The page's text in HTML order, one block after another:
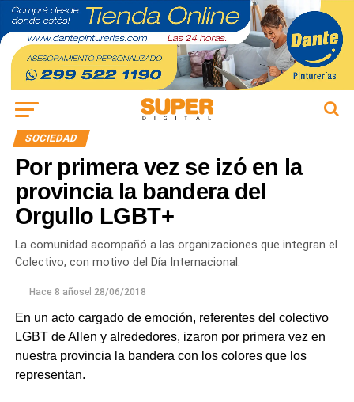
SOCIEDAD
Por primera vez se izó en la
provincia la bandera del
Orgullo LGBT+
La comunidad acompañó a las organizaciones que integran el
Colectivo, con motivo del Día Internacional.
Hace 8 añosel 28/06/2018
En un acto cargado de emoción, referentes del colectivo
LGBT de Allen y alrededores, izaron por primera vez en
nuestra provincia la bandera con los colores que los
representan.